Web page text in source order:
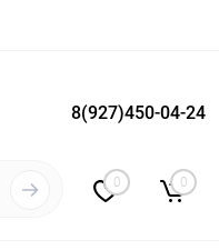
Вход Регистрация
8(927)450-04-24
0 0